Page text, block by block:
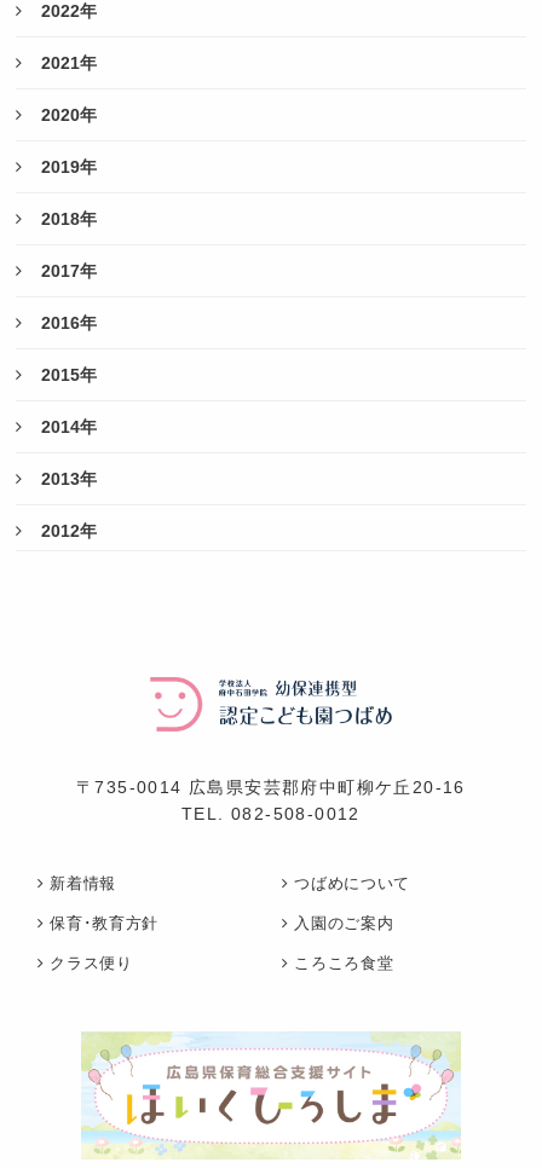
2022年
2021年
2020年
2019年
2018年
2017年
2016年
2015年
2014年
2013年
2012年
〒735-0014 広島県安芸郡府中町柳ケ丘20-16
TEL.082-508-0012
新着情報 つばめについて
保育･教育方針 入園のご案内
クラス便り ころころ食堂